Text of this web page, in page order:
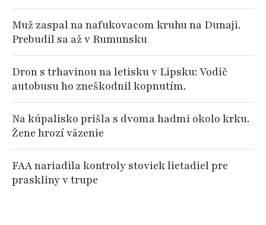
Muž zaspal na nafukovacom kruhu na Dunaji.
Prebudil sa až v Rumunsku
Dron s trhavinou na letisku v Lipsku: Vodič
autobusu ho zneškodnil kopnutím.
Na kúpalisko prišla s dvoma hadmi okolo krku.
Žene hrozí väzenie
FAA nariadila kontroly stoviek lietadiel pre
praskliny v trupe